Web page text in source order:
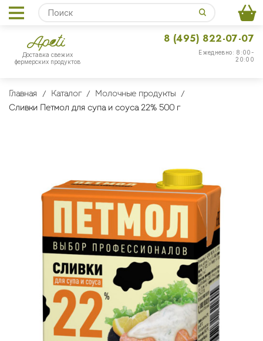
Доставка свежих
фермерских продуктов
Ежедневно: 8:00-
20:00
8 (495) 822-07-07
Главная Каталог
Молочные продукты
Сливки Петмол для супа и соуса 22% 500 г